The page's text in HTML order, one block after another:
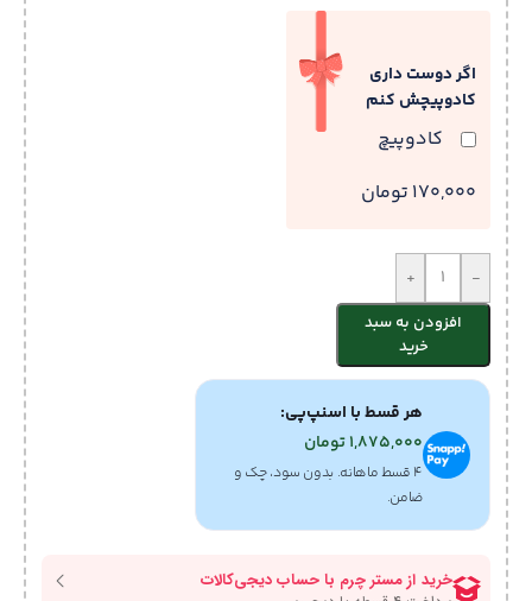
اگر دوست داری
کادوپیچش کنم
کادوپیچ
170,000 تومان
-
+
افزودن به سبد
خرید
هر قسط با اسنپ‌پی:
1,875,000تومان
۴ قسط ماهانه. بدون سود، چک و
ضامن.